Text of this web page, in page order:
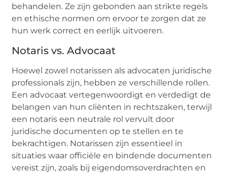
behandelen. Ze zijn gebonden aan strikte regels
en ethische normen om ervoor te zorgen dat ze
hun werk correct en eerlijk uitvoeren.
Notaris vs. Advocaat
Hoewel zowel notarissen als advocaten juridische
professionals zijn, hebben ze verschillende rollen.
Een advocaat vertegenwoordigt en verdedigt de
belangen van hun cliënten in rechtszaken, terwijl
een notaris een neutrale rol vervult door
juridische documenten op te stellen en te
bekrachtigen. Notarissen zijn essentieel in
situaties waar officiële en bindende documenten
vereist zijn, zoals bij eigendomsoverdrachten en